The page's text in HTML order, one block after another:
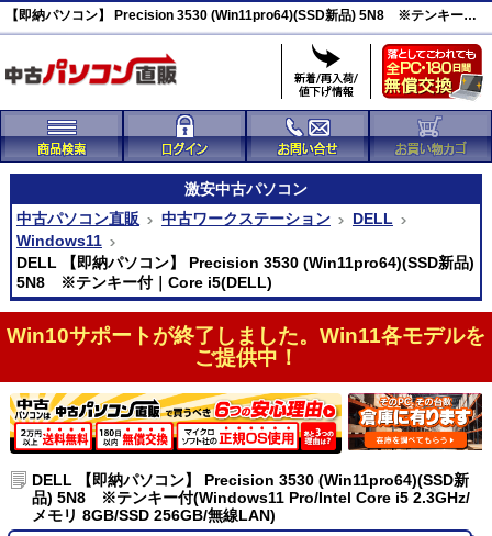
【即納パソコン】 Precision 3530 (Win11pro64)(SSD新品) 5N8 ※テンキー付 DELL 激安ワークステーション(44392)
激安中古パソコン
中古パソコン直販
中古ワークステーション
DELL
Windows11
DELL 【即納パソコン】 Precision 3530 (Win11pro64)(SSD新品)
5N8 ※テンキー付｜Core i5(DELL)
Win10サポートが終了しました。Win11各モデルを
ご提供中！
DELL 【即納パソコン】 Precision 3530 (Win11pro64)(SSD新
品) 5N8 ※テンキー付(Windows11 Pro/Intel Core i5 2.3GHz/
メモリ 8GB/SSD 256GB/無線LAN)